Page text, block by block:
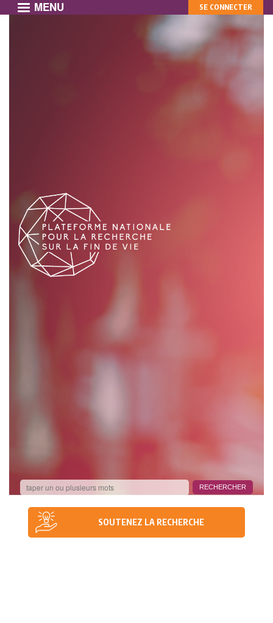
principal
MENU
SOUTENEZ LA RECHERCHE
MON
COMPTE
SE CONNECTER